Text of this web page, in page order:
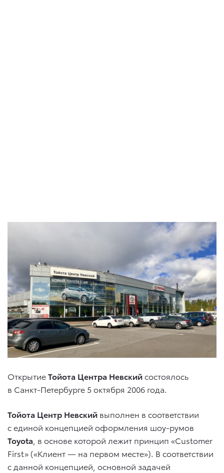
ОткрытиеТойота Центра Невскийсостоялось
в Санкт-Петербурге 5 октября 2006 года.
Тойота Центр Невский выполнен в соответствии
с единой концепцией оформления шоу-румов
Toyota , в основе которой лежит принцип «Customer
First» («Клиент — на первом месте»). В соответствии
с данной концепцией, основной задачей